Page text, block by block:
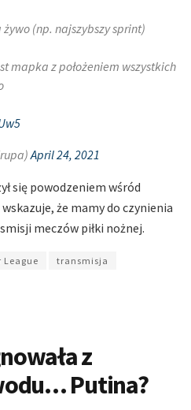
(np. najszybszy sprint)
mapka z położeniem wszystkich
April 24, 2021
się powodzeniem wśród
że mamy do czynienia
meczów piłki nożnej.
League transmisja
z
Putina?